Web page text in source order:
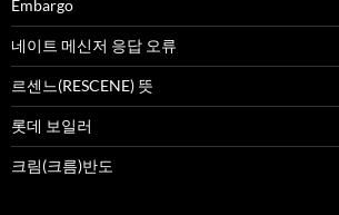
Embargo
네이트 메신저 응답 오류
르센느(RESCENE) 뜻
롯데 보일러
크림(크름)반도